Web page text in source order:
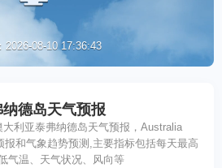
优
2026-08-10 17:36:43
德岛天气预报
利亚泰弗纳德岛天气预报，Australia
报和气象趋势预测,主要指标包括每天最高
气温、天气状况、风向等